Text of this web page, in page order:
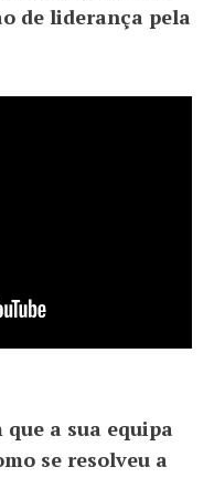
de liderança pela
a sua equipa
se resolveu a